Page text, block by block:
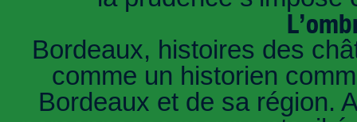
Bordeaux, histoires des
comme un historien
Bordeaux et de sa région.